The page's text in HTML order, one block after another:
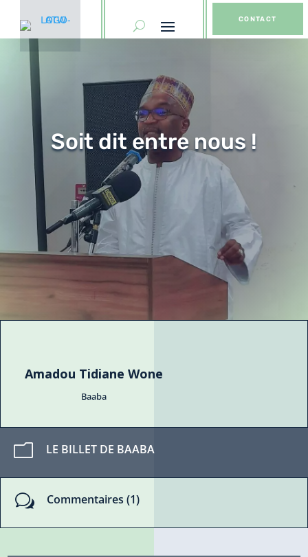
CONTACT
Soit dit entre nous !
Amadou Tidiane Wone
Baaba
m LE BILLET DE BAABA
w Commentaires (1)